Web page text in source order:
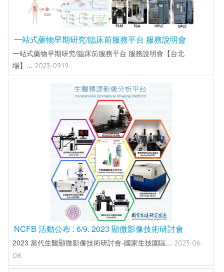
一站式藥物早期研究/臨床前服務平台 服務說明會
一站式藥物早期研究/臨床前服務平台 服務說明會【台北
場】... 2023-09-19
NCFB 活動公布 : 6/9. 2023 顯微影像技術研討會
2023 當代生醫顯微影像技術研討會-國家生技園區... 2023-06-
08